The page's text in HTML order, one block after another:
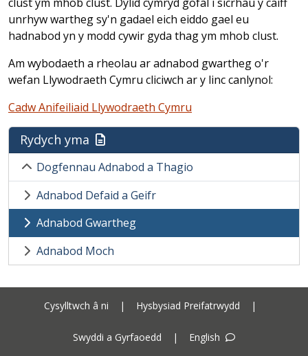
unrhyw wartheg sy'n gadael eich eiddo gael eu
hadnabod yn y modd cywir gyda thag ym mhob clust.
Am wybodaeth a rheolau ar adnabod gwartheg o'r
wefan Llywodraeth Cymru cliciwch ar y linc canlynol:
Cadw Anifeiliaid Llywodraeth Cymru
Rydych yma
Dogfennau Adnabod a Thagio
Adnabod Defaid a Geifr
Adnabod Gwartheg
Adnabod Moch
Cysylltwch â ni | Hysbysiad Preifatrwydd |
Swyddi a Gyrfaoedd | English